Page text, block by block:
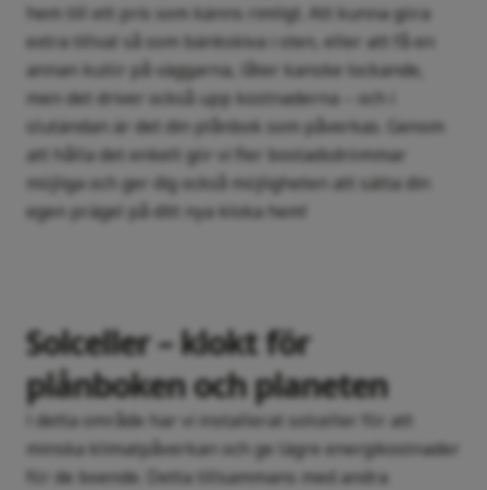
hem till ett pris som känns rimligt. Att kunna göra
extra tillval så som bänkskiva i sten, eller att få en
annan kulör på väggarna, låter kanske lockande,
men det driver också upp kostnaderna – och i
slutändan är det din plånbok som påverkas. Genom
att hålla det enkelt gör vi fler bostadsdrömmar
möjliga och ger dig också möjligheten att sätta din
egen prägel på ditt nya kloka hem!
Solceller – klokt för
plånboken och planeten
I detta område har vi installerat solceller för att
minska klimatpåverkan och ge lägre energikostnader
för de boende. Detta tillsammans med andra